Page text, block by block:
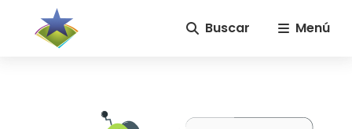
Buscar Menú